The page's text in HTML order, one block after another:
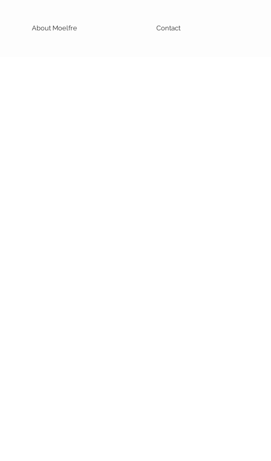
About Moelfre Contact